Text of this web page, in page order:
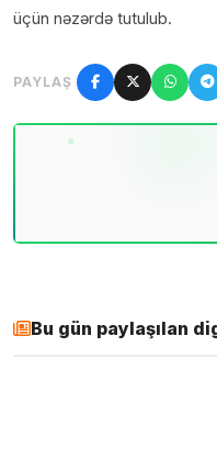
üçün nəzərdə tutulub.
PAYLAŞ
Bu gün paylaşılan